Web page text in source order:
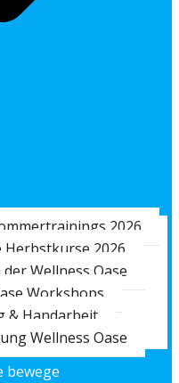
2026
Herbstkurse 2026
Wellness Oase
Workshops
& Handarbeit
Wellness Oase
bewege